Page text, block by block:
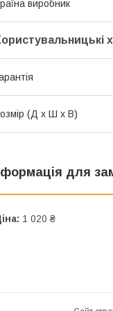
виробник
(Д x Ш x В)
для
1 020 ₴